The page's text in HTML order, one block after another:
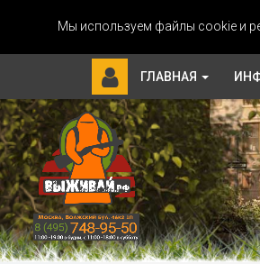
Мы используем файлы cookie и
ГЛАВНАЯ